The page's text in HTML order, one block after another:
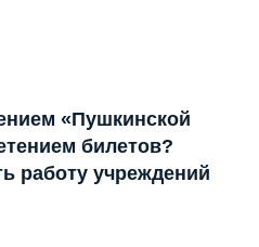
«Пушкинской
билетов?
работу учреждений